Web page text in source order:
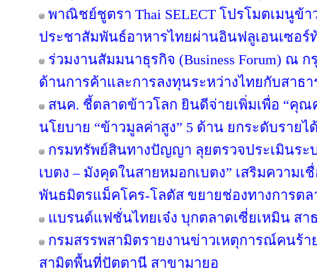
พาณิชย์ชูตรา Thai SELECT โปรโมตเมนูข้า
ประชาสัมพันธ์อาหารไทยผ่านอินฟลูเอนเซอร์
ร่วมงานสัมมนาธุรกิจ (Business Forum) ณ
ด้านการค้าและการลงทุนระหว่างไทยกับสาธ
สนค. ชี้ตลาดข้าวโลก ยินดีจ่ายเพิ่มเพื่อ “คุณ
นโยบาย “ข้าวมูลค่าสูง” 5 ด้าน ยกระดับรายไ
กรมทรัพย์สินทางปัญญา ลุยตรวจประเมินร
เบตง – มังคุดในสายหมอกเบตง” เสริมความ
พันธมิตรแม็คโคร-โลตัส ขยายช่องทางการตล
แบรนด์แฟชั่นไทยเจ๋ง บุกตลาดเซี่ยเหมิน ส
กรมสรรพสามิตรายงานข่าวเหตุการณ์คนร้า
สามิตพื้นที่ปัตตานี สาขามายอ